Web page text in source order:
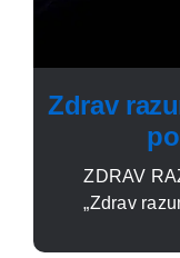
Zdrav
ZDRAV
„Zdrav